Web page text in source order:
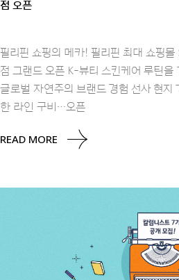
점 오픈
필리핀 쇼핑의 메카! 필리핀 최대 쇼핑
점 그랜드 오픈 K-뷰티 스킨케어 루틴을
글로벌 자연주의 브랜드 경험 선사 현지
한 라인 구비…오픈
READ MORE